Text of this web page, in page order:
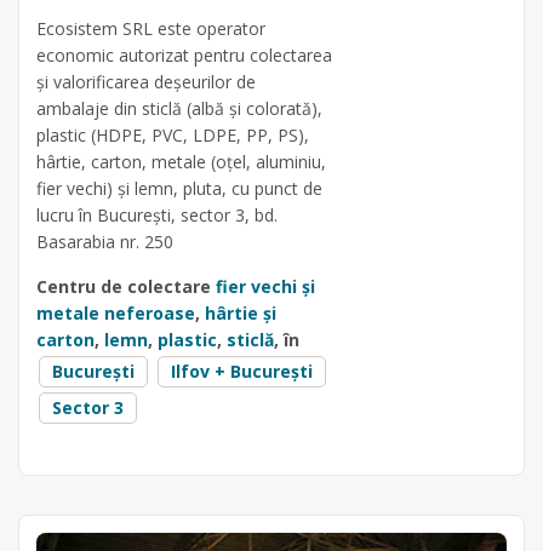
Ecosistem SRL este operator
economic autorizat pentru colectarea
și valorificarea deșeurilor de
ambalaje din sticlă (albă și colorată),
plastic (HDPE, PVC, LDPE, PP, PS),
hârtie, carton, metale (oțel, aluminiu,
fier vechi) și lemn, pluta, cu punct de
lucru în București, sector 3, bd.
Basarabia nr. 250
Centru de colectare fier vechi și
metale neferoase, hârtie și
carton, lemn, plastic, sticlă, în
București
Ilfov + București
Sector 3